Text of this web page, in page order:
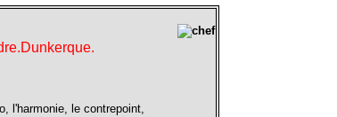
l'harmonie, le contrepoint,